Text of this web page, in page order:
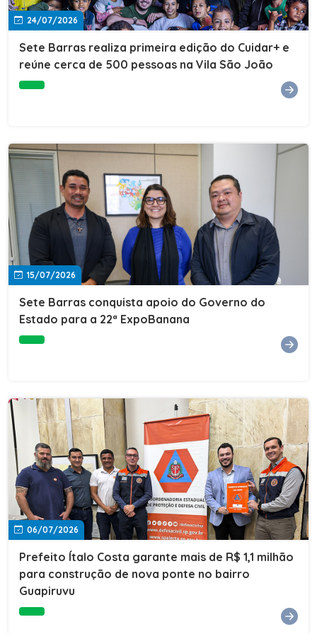
24/07/2026
Sete Barras realiza primeira edição do Cuidar+ e
reúne cerca de 500 pessoas na Vila São João
15/07/2026
Sete Barras conquista apoio do Governo do
Estado para a 22ª ExpoBanana
06/07/2026
Prefeito Ítalo Costa garante mais de R$ 1,1 milhão
para construção de nova ponte no bairro
Guapiruvu